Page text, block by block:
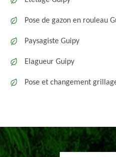
Pose de gazon en rouleau
Paysagiste Guipy
Elagueur Guipy
Pose et changement